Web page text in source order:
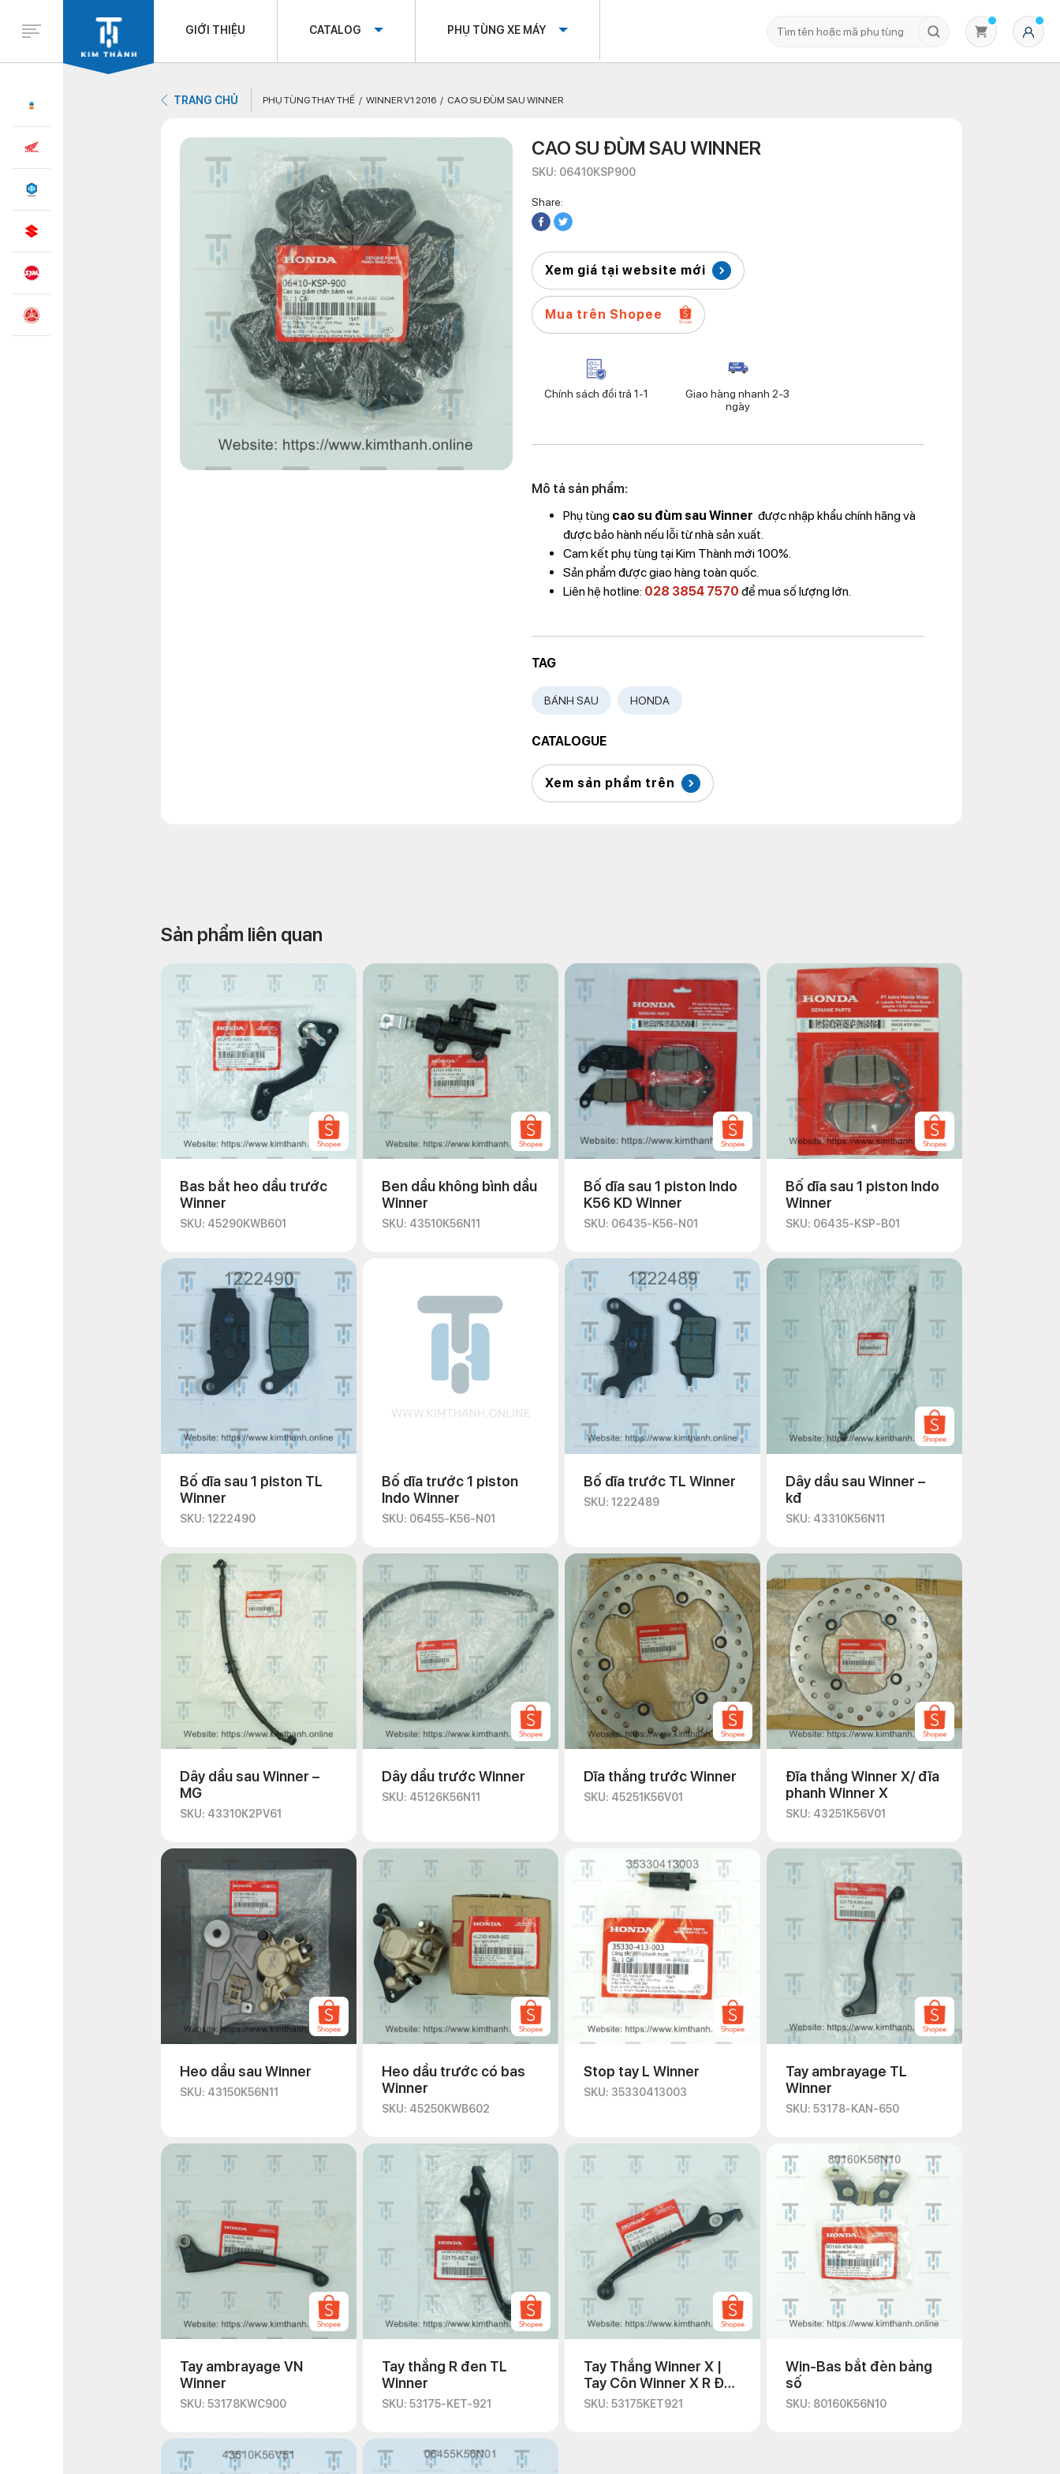
GIỚI THIỆU CATALOG PHỤ TÙNG XE MÁY
TRANG CHỦ PHỤ TÙNG THAY THẾ WINNER V1 2016 CAO SU ĐÙM SAU WINNER
CAO SU ĐÙM SAU WINNER
SKU: 06410KSP900
Share:
Xem giá tại website mới
Mua trên Shopee
Chính sách đổi trả 1-1
Giao hàng nhanh 2-3
ngày
Mô tả sản phẩm:
Phụ tùng cao su đùm sau Winner được nhập khẩu chính hãng và
được bảo hành nếu lỗi từ nhà sản xuất.
Cam kết phụ tùng tại Kim Thành mới 100%.
Sản phẩm được giao hàng toàn quốc.
Liên hệ hotline: 028 3854 7570 để mua số lượng lớn.
TAG
BÁNH SAU HONDA
CATALOGUE
Xem sản phẩm trên
Sản phẩm liên quan
Bas bắt heo dầu trước
Winner
SKU: 45290KWB601
Ben dầu không bình dầu
Winner
SKU: 43510K56N11
Bố dĩa sau 1 piston Indo
K56 KD Winner
SKU: 06435-K56-N01
Bố dĩa sau 1 piston Indo
Winner
SKU: 06435-KSP-B01
Bố dĩa sau 1 piston TL
Winner
SKU: 1222490
Bố dĩa trước 1 piston
Indo Winner
SKU: 06455-K56-N01
Bố dĩa trước TL Winner
SKU: 1222489
Dây dầu sau Winner –
kđ
SKU: 43310K56N11
Dây dầu sau Winner –
MG
SKU: 43310K2PV61
Dây dầu trước Winner
SKU: 45126K56N11
Dĩa thắng trước Winner
SKU: 45251K56V01
Đĩa thắng Winner X/ đĩa
phanh Winner X
SKU: 43251K56V01
Heo dầu sau Winner
SKU: 43150K56N11
Heo dầu trước có bas
Winner
SKU: 45250KWB602
Stop tay L Winner
SKU: 35330413003
Tay ambrayage TL
Winner
SKU: 53178-KAN-650
Tay ambrayage VN
Winner
SKU: 53178KWC900
Tay thắng R đen TL
Winner
SKU: 53175-KET-921
Tay Thắng Winner X |
Tay Côn Winner X R Đen
VN
SKU: 53175KET921
Win-Bas bắt đèn bảng
số
SKU: 80160K56N10